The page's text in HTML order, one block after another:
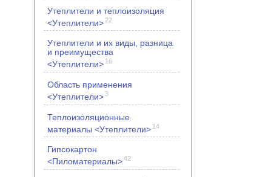
Утеплители и теплоизоляция
<Утеплители> 22
Утеплители и их виды, разница
и преимущества
<Утеплители> 16
Область применения
<Утеплители>3
Теплоизоляционные
материалы <Утеплители> 14
Гипсокартон
<Пиломатериалы>42